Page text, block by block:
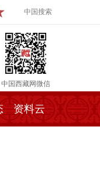
中国搜索
中国西藏网微信
资料云